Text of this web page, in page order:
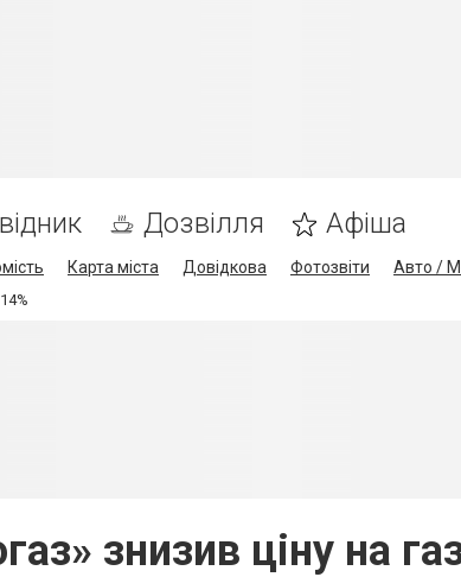
Дозвілля Афіша
Карта міста Довідкова Фотозвіти Авто /
знизив ціну на